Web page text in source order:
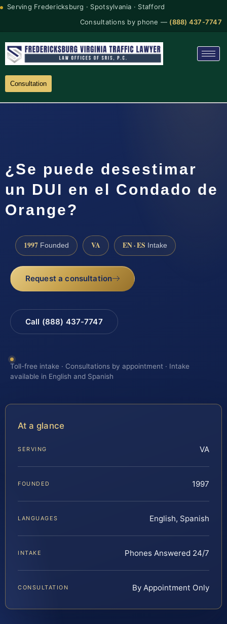
Serving Fredericksburg · Spotsylvania · Stafford
Consultations by phone — (888) 437-7747
Consultation
¿Se puede desestimar
un DUI en el Condado de
Orange?
1997 Founded VA EN · ES Intake
Request a consultation
Call (888) 437-7747
Toll-free intake · Consultations by appointment · Intake
available in English and Spanish
At a glance
SERVING VA
FOUNDED 1997
LANGUAGES English, Spanish
INTAKE Phones Answered 24/7
CONSULTATION By Appointment Only